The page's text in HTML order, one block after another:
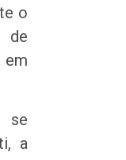
o
de
se
a